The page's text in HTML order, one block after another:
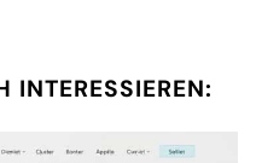
INTERESSIEREN: